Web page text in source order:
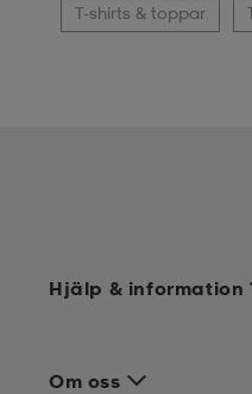
T-shirts & toppar
Hjälp & information
Om oss